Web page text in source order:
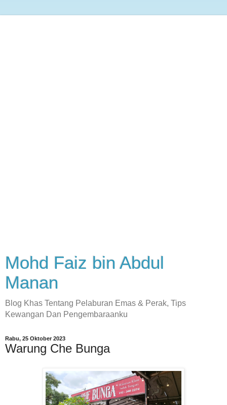
Mohd Faiz bin Abdul
Manan
Blog Khas Tentang Pelaburan Emas & Perak, Tips
Kewangan Dan Pengembaraanku
Rabu, 25 Oktober 2023
Warung Che Bunga